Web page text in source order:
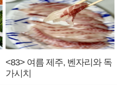
<83> 여름 제주, 벤자리와 독
가시치